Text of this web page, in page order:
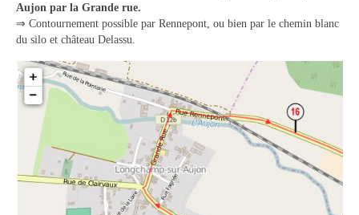
La Communauté de communes
(CCRB)
Budget communal & fiscalité
Vie scolaire
Scolarité
Vie associative
Aujon par la Grande rue.
⇒ Contournement possible par Rennepont, ou bien par le chemin blanc
du silo et château Delassu.